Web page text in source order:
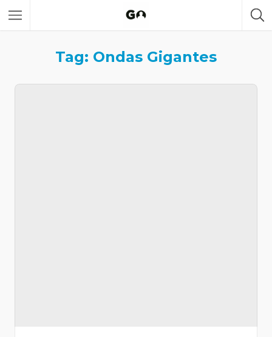
Tag: Ondas Gigantes